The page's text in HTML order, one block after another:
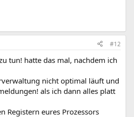
#12
tun! hatte das mal, nachdem ich
nicht optimal läuft und
als ich dann alles platt
Registern eures Prozessors